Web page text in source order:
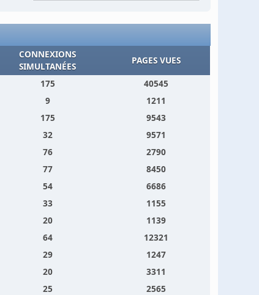
CONNEXIONS
SIMULTANÉES
PAGES VUES
175
40545
9
1211
175
9543
32
9571
76
2790
77
8450
54
6686
33
1155
20
1139
64
12321
29
1247
20
3311
25
2565